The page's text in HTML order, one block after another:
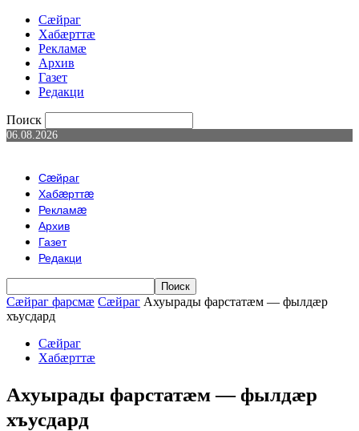
Сæйраг
Хабæрттæ
Рекламæ
Архив
Газет
Редакци
Поиск
06.08.2026
Сæйраг
Хабæрттæ
Рекламæ
Архив
Газет
Редакци
Сæйраг фарсмæ Сæйраг Ахуырады фарстатæм — фылдæр
хъусдард
Сæйраг
Хабæрттæ
Ахуырады фарстатæм — фылдæр
хъусдард